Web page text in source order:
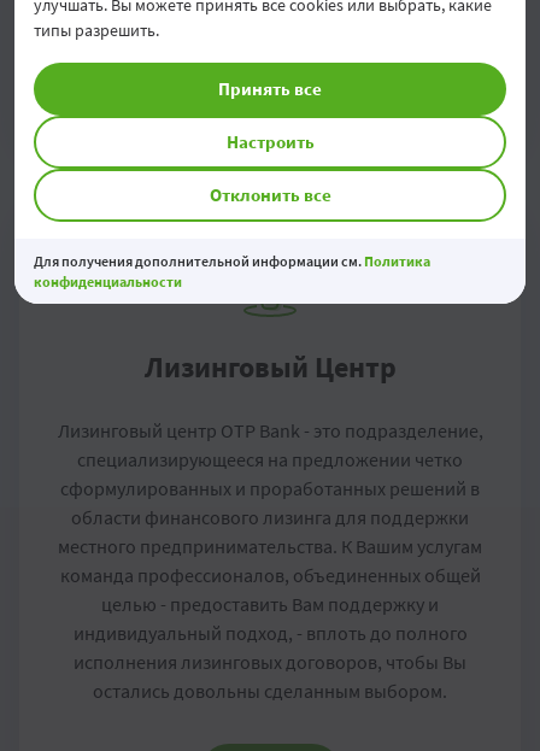
принадлежащей компании недвижимости.
Детали
Лизинговый Центр
Лизинговый центр OTP Bank - это подразделение,
специализирующееся на предложении четко
сформулированных и проработанных решений в
области финансового лизинга для поддержки
местного предпринимательства. К Вашим услугам
команда профессионалов, объединенных общей
целью - предоставить Вам поддержку и
индивидуальный подход, - вплоть до полного
исполнения лизинговых договоров, чтобы Вы
остались довольны сделанным выбором.
типы разрешить.
Отклонить все
Настроить
Принять все
Для получения дополнительной информации см. Политика
конфиденциальности